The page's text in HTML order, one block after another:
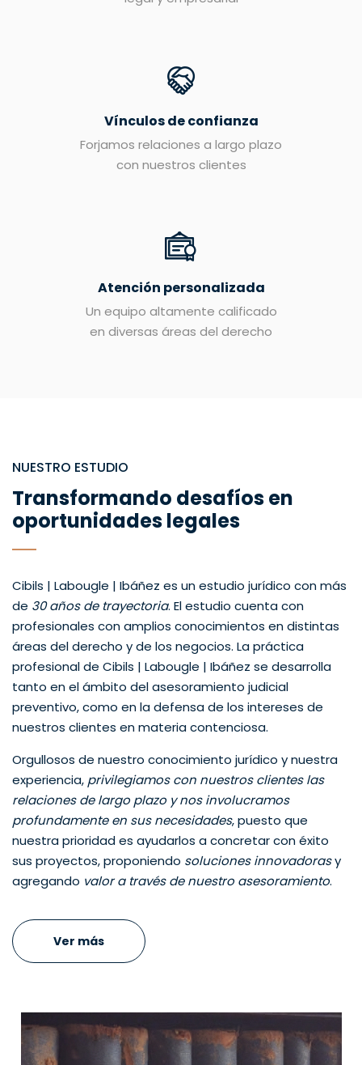
Vínculos de confianza
Forjamos relaciones a largo plazo
con nuestros clientes
Atención personalizada
Un equipo altamente calificado
en diversas áreas del derecho
NUESTRO ESTUDIO
Transformando desafíos en
oportunidades legales
Cibils | Labougle | Ibáñez es un estudio jurídico con más
de 30 años de trayectoria. El estudio cuenta con
profesionales con amplios conocimientos en distintas
áreas del derecho y de los negocios. La práctica
profesional de Cibils | Labougle | Ibáñez se desarrolla
tanto en el ámbito del asesoramiento judicial
preventivo, como en la defensa de los intereses de
nuestros clientes en materia contenciosa.
Orgullosos de nuestro conocimiento jurídico y nuestra
experiencia, privilegiamos con nuestros clientes las
relaciones de largo plazo y nos involucramos
profundamente en sus necesidades, puesto que
nuestra prioridad es ayudarlos a concretar con éxito
sus proyectos, proponiendo soluciones innovadorasy
agregando valor a través de nuestro asesoramiento.
Ver más